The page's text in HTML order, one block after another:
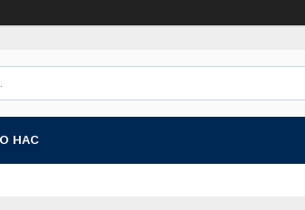
НАС